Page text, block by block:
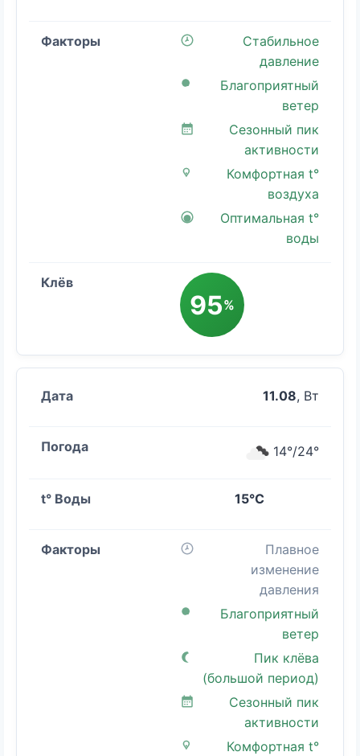
Стабильное
давление
Благоприятный
ветер
Сезонный пик
активности
Комфортная t°
воздуха
Оптимальная t°
воды
95%
11.08, Вт
14°/24°
15°C
Плавное
изменение
давления
Благоприятный
ветер
Пик клёва
(большой период)
Сезонный пик
активности
Комфортная t°